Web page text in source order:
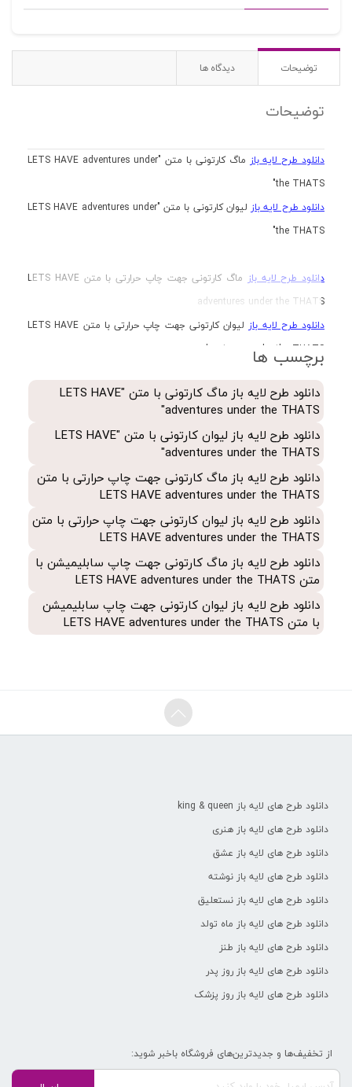
توضیحات دیدگاه ها
توضیحات
دانلود طرح لایه باز
ماگ کارتونی با متن "LETS HAVE adventures under
the THATS"
دانلود طرح لایه باز
لیوان کارتونی با متن "LETS HAVE adventures under
the THATS"
دانلود طرح لایه باز
ماگ کارتونی جهت چاپ حرارتی با متن LETS HAVE
adventures under the THATS
دانلود طرح لایه باز
لیوان کارتونی جهت چاپ حرارتی با متن LETS HAVE
adventures under the THATS
دانلود طرح لایه باز
HAVE adventures under the THATS
دانلود طرح لایه باز
HAVE adventures under the THATS
برچسب ها
دانلود طرح لایه باز ماگ کارتونی با متن "LETS HAVE
adventures under the THATS"
دانلود طرح لایه باز لیوان کارتونی با متن "LETS HAVE
adventures under the THATS"
دانلود طرح لایه باز ماگ کارتونی جهت چاپ حرارتی با متن
LETS HAVE adventures under the THATS
دانلود طرح لایه باز لیوان کارتونی جهت چاپ حرارتی با متن
LETS HAVE adventures under the THATS
دانلود طرح لایه باز ماگ کارتونی جهت چاپ سابلیمیشن با
متن LETS HAVE adventures under the THATS
دانلود طرح لایه باز لیوان کارتونی جهت چاپ سابلیمیشن
با متن LETS HAVE adventures under the THATS
دانلود طرح های لایه باز king & queen
دانلود طرح های لایه باز هنری
دانلود طرح های لایه باز عشق
دانلود طرح های لایه باز نوشته
دانلود طرح های لایه باز نستعلیق
دانلود طرح های لایه باز ماه تولد
دانلود طرح های لایه باز طنز
دانلود طرح های لایه باز روز پدر
دانلود طرح های لایه باز روز پزشک
از تخفیف‌ها و جدیدترین‌های فروشگاه باخبر شوید: